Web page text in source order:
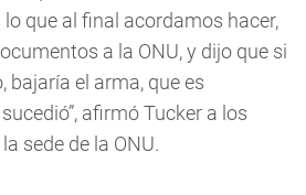
que al final acordamos hacer,
a la ONU, y dijo que si
bajaría el arma, que es
afirmó Tucker a los
sede de la ONU.